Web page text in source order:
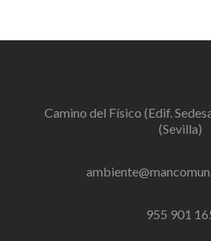
Camino del Físico (Edif.
(Sevilla)
955 901